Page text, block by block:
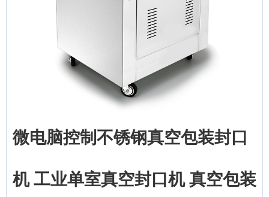
微电脑控制不锈钢真空包装封口
机 工业单室真空封口机 真空包装